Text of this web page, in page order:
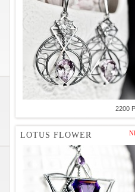
2200
LOTUS FLOWER